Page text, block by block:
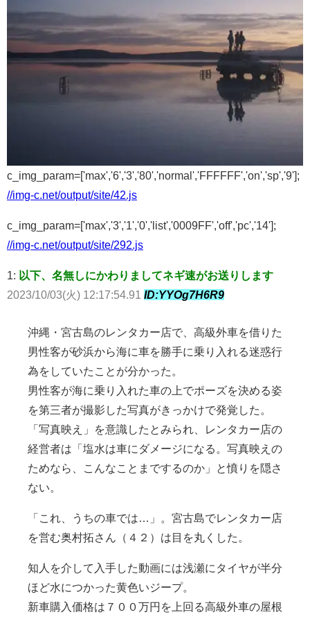
c_img_param=['max','6','3','80','normal','FFFFFF','on','sp','9'];
//img-c.net/output/site/42.js
c_img_param=['max','3','1','0','list','0009FF','off','pc','14'];
//img-c.net/output/site/292.js
1: 以下、名無しにかわりましてネギ速がお送りします
2023/10/03(火) 12:17:54.91 ID:YYOg7H6R9
沖縄・宮古島のレンタカー店で、高級外車を借りた
男性客が砂浜から海に車を勝手に乗り入れる迷惑行
為をしていたことが分かった。
男性客が海に乗り入れた車の上でポーズを決める姿
を第三者が撮影した写真がきっかけで発覚した。
「写真映え」を意識したとみられ、レンタカー店の
経営者は「塩水は車にダメージになる。写真映えの
ためなら、こんなことまでするのか」と憤りを隠さ
ない。
「これ、うちの車では…」。宮古島でレンタカー店
を営む奥村拓さん（４２）は目を丸くした。
知人を介して入手した動画には浅瀬にタイヤが半分
ほど水につかった黄色いジープ。
新車購入価格は７００万円を上回る高級外車の屋根